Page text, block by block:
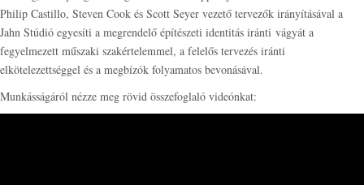
Philip Castillo, Steven Cook és Scott Seyer vezető tervezők irányításával a
Jahn Stúdió egyesíti a megrendelő építészeti identitás iránti vágyát a
fegyelmezett műszaki szakértelemmel, a felelős tervezés iránti
elkötelezettséggel és a megbízók folyamatos bevonásával.
Munkásságáról nézze meg rövid összefoglaló videónkat: